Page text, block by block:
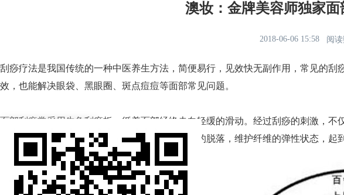
澳妆：金牌美容师独家
2018-06-06 15:58 阅
刮痧疗法是我国传统的一种中医养生方法，简便易行，见效快无副作用，常见的
效，也能解决眼袋、黑眼圈、斑点痘痘等面部常见问题。
面部刮痧常采用牛角刮痧板，循着面部经络走向轻缓的滑动。经过刮痧的刺激，
养和氧气，加速细胞的新陈代谢，促进衰老细胞的脱落，维护纤维的弹性状态，起